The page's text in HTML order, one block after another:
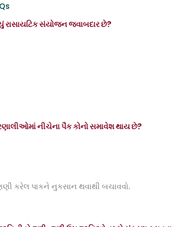
રાસાયટિક સંયોજન જવાબદાર છે?
નીચેના પૈક કોનો સમાવેશ થાય છે?
કરેલ પાકને નુકસાન થવાથી બચાવવો.